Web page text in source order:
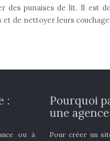
des punaises de lit. Il est
de nettoyer leurs
:
ou à
Pourquoi
une
Pour créer un